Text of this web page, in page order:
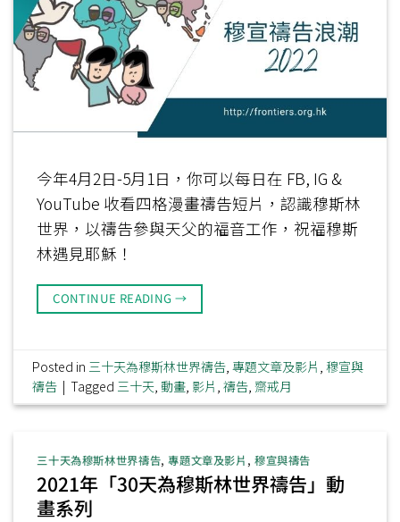
今年4月2日-5月1日，你可以每日在 FB, IG &
YouTube 收看四格漫畫禱告短片，認識穆斯林
世界，以禱告參與天父的福音工作，祝福穆斯
林遇見耶穌！
CONTINUE READING →
Posted in 三十天為穆斯林世界禱告 ,專題文章及影片 ,穆宣與
禱告 | Tagged 三十天 ,動畫 影片 ,禱告 ,齋戒月
三十天為穆斯林世界禱告,專題文章及影片 , 穆宣與禱告
2021年「30天為穆斯林世界禱告」動
畫系列